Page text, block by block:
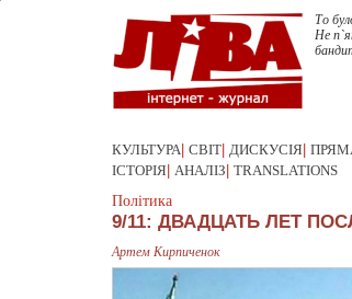
То
Не
КУЛЬТУРА СВІТ ДИСКУСІЯ
ІСТОРІЯ АНАЛІЗ TRANSLATIONS
Політика
9/11: ДВАДЦАТЬ ЛЕТ
Артем Кирпиченок